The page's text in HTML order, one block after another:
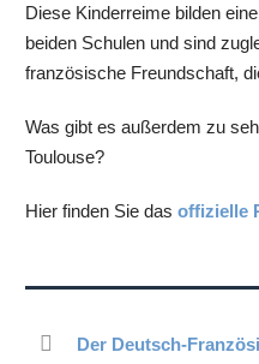
Diese Kinderreime bilden
beiden Schulen und sind
französische Freundschaft,
Was gibt es außerdem zu
Toulouse?
Hier finden Sie dasoffizielle
Der Deutsch-